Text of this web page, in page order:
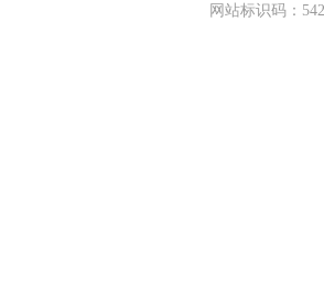
网站标识码：